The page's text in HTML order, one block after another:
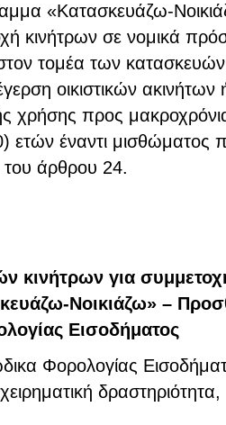
«Κατασκευάζω-
κινήτρων σε νομικά
τομέα των κατασκευών
οικιστικών
χρήσης προς
ετών έναντι μισθώματος
άρθρου 24.
κινήτρων για
Νοικιάζω» –
Εισοδήματος
Φορολογίας